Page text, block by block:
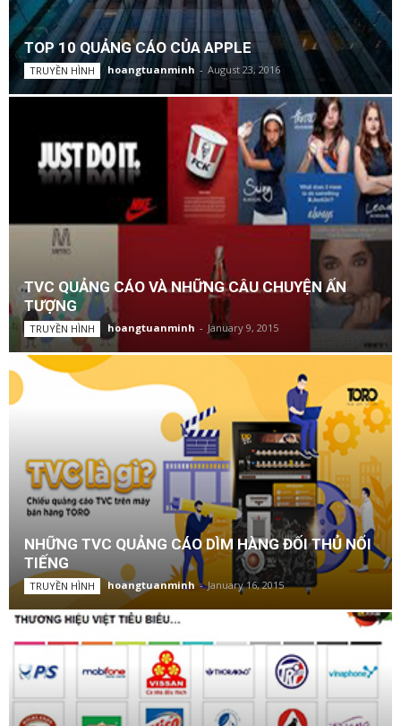
TOP 10 QUẢNG CÁO CỦA APPLE
TRUYỀN HÌNH hoangtuanminh - August 23, 2016
TVC QUẢNG CÁO VÀ NHỮNG CÂU CHUYỆN ẤN
TƯỢNG
TRUYỀN HÌNH hoangtuanminh - January 9, 2015
NHỮNG TVC QUẢNG CÁO DÌM HÀNG ĐỐI THỦ NỔI
TIẾNG
TRUYỀN HÌNH hoangtuanminh - January 16, 2015